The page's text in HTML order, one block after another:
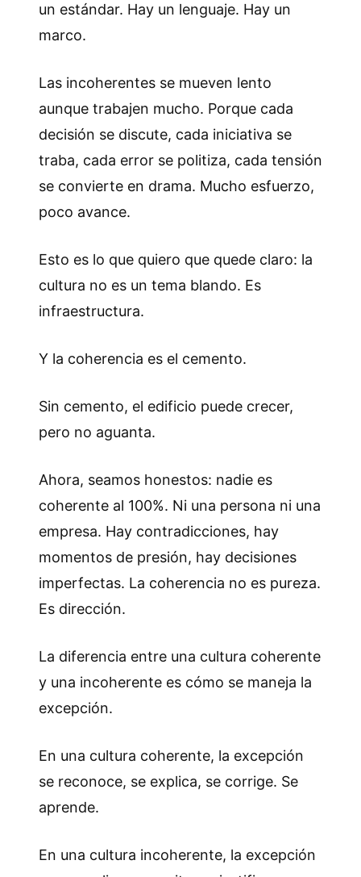
un estándar. Hay un lenguaje. Hay un
marco.
Las incoherentes se mueven lento
aunque trabajen mucho. Porque cada
decisión se discute, cada iniciativa se
traba, cada error se politiza, cada tensión
se convierte en drama. Mucho esfuerzo,
poco avance.
Esto es lo que quiero que quede claro: la
cultura no es un tema blando. Es
infraestructura.
Y la coherencia es el cemento.
Sin cemento, el edificio puede crecer,
pero no aguanta.
Ahora, seamos honestos: nadie es
coherente al 100%. Ni una persona ni una
empresa. Hay contradicciones, hay
momentos de presión, hay decisiones
imperfectas. La coherencia no es pureza.
Es dirección.
La diferencia entre una cultura coherente
y una incoherente es cómo se maneja la
excepción.
En una cultura coherente, la excepción
se reconoce, se explica, se corrige. Se
aprende.
En una cultura incoherente, la excepción